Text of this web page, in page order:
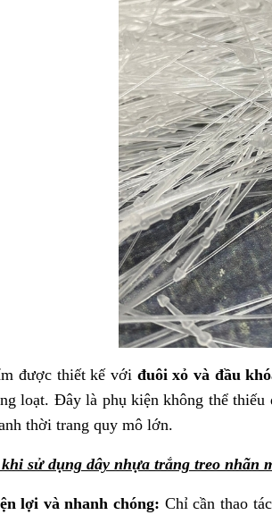
được thiết kế với đuôi xỏ và đầu
loạt. Đây là phụ kiện không thể
thời trang quy mô lớn.
sử dụng dây nhựa trắng treo nhãn
lợi và nhanh chóng: Chỉ cần thao